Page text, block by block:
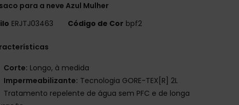
para a neve Azul Mulher
ERJTJ03463 Código de Cor bpf2
Corte: Longo, à medida
Impermeabilizante: Tecnologia GORE-TEX[R] 2L
Tratamento repelente de água sem PFC e de longa